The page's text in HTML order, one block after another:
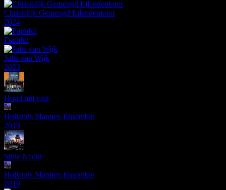
Christelijk Gemengd Eilandenkoor
2024
Faithful
Julia van Wijk
2023
Houd mij vast
Hollands Mannen Ensemble
2019
Stille Nacht
Hollands Mannen Ensemble
2019